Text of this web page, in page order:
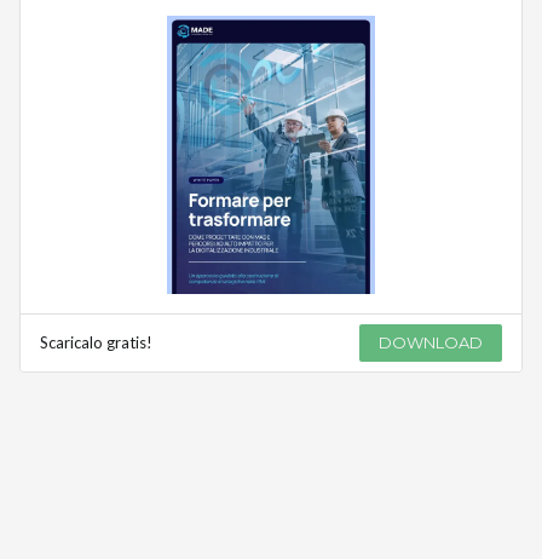
Scaricalo gratis! DOWNLOAD